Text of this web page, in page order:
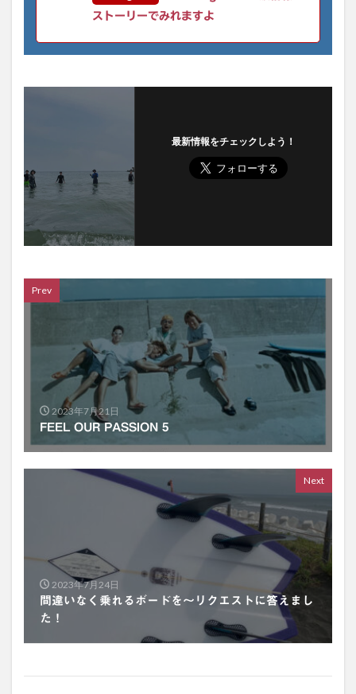
ストーリーでみれますよ
最新情報をチェックしよう！
Prev
2023年7月21日
FEEL OUR PASSION 5
Next
2023年7月24日
間違いなく乗れるボードを〜リクエストに答えまし
た！